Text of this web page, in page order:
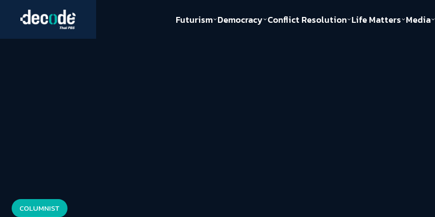
Futurism Democracy Conflict Resolution Life Matters Media
COLUMNIST